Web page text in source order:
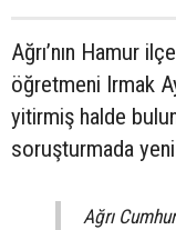
Ağrı’nın Hamur
öğretmeni Irmak
yitirmiş halde
soruşturmada yeni
Ağrı